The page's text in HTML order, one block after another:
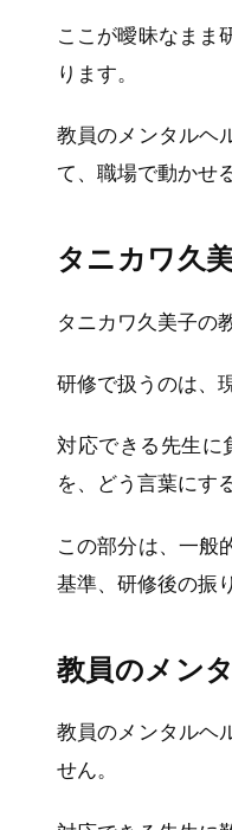
ここが曖昧なまま
ります。
教員のメンタルヘ
て、職場で動かせ
タニカワ久
タニカワ久美子の
研修で扱うのは、
対応できる先生に
を、どう言葉にす
この部分は、一般
基準、研修後の振
教員のメン
教員のメンタルヘ
せん。